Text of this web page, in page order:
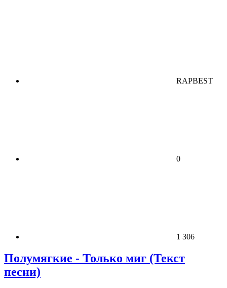
RAPBEST
0
1 306
Полумягкие - Только миг (Текст
песни)